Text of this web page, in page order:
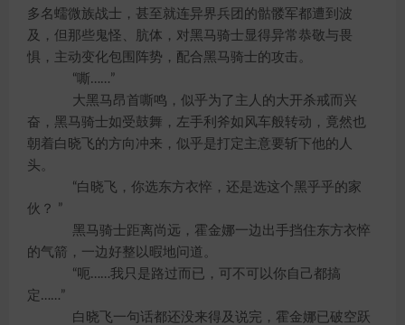
多名蠕微族战士，甚至就连异界兵团的骷髅军都遭到波
及，但那些鬼怪、肮体，对黑马骑士显得异常恭敬与畏
惧，主动变化包围阵势，配合黑马骑士的攻击。
“嘶……”
大黑马昂首嘶鸣，似乎为了主人的大开杀戒而兴
奋，黑马骑士如受鼓舞，左手利斧如风车般转动，竟然也
朝着白晓飞的方向冲来，似乎是打定主意要斩下他的人
头。
“白晓飞，你选东方衣悴，还是选这个黑乎乎的家
伙？ ”
黑马骑士距离尚远，霍金娜一边出手挡住东方衣悴
的气箭，一边好整以暇地问道。
“呃……我只是路过而已，可不可以你自己都搞
定……”
白晓飞一句话都还没来得及说完，霍金娜已破空跃